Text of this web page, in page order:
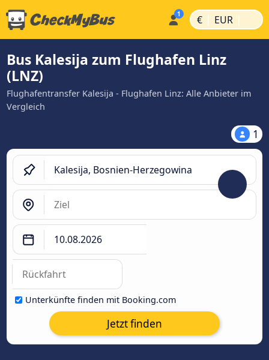
€ | EUR |
Bus Kalesija zum Flughafen Linz
(LNZ)
Flughafentransfer Kalesija - Flughafen Linz: Alle Anbieter im
Vergleich
1
Unterkünfte finden mit Booking.com
Jetzt finden